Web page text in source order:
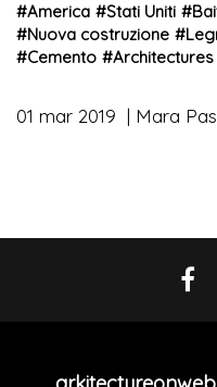
#America #Stati Uniti #
#Nuova costruzione #
#Cemento #Architectures
01 mar 2019 Mara